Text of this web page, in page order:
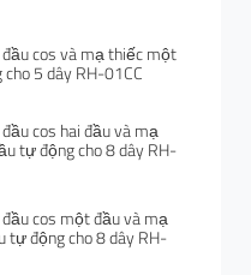
cos và mạ thiếc một
5 dây RH-01CC
cos hai đầu và mạ
tự động cho 8 dây RH-
cos một đầu và mạ
tự động cho 8 dây RH-